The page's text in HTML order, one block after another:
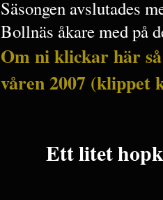
Säsongen avslutades
Bollnäs åkare med på
Om ni klickar här
våren 2007 (klippet
Ett litet